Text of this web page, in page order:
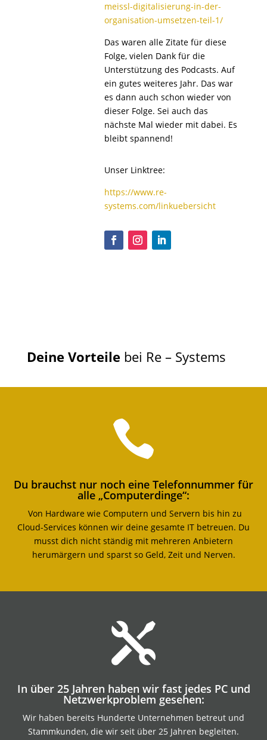
meissl-digitalisierung-in-der-
organisation-umsetzen-teil-1/
Das waren alle Zitate für diese
Folge, vielen Dank für die
Unterstützung des Podcasts. Auf
ein gutes weiteres Jahr. Das war
es dann auch schon wieder von
dieser Folge. Sei auch das
nächste Mal wieder mit dabei. Es
bleibt spannend!
Unser Linktree:
https://www.re-
systems.com/linkuebersicht
Deine Vorteile bei Re – Systems

Du brauchst nur noch eine Telefonnummer für
alle „Computerdinge“:
Von Hardware wie Computern und Servern bis hin zu
Cloud-Services können wir deine gesamte IT betreuen. Du
musst dich nicht ständig mit mehreren Anbietern
herumärgern und sparst so Geld, Zeit und Nerven.

In über 25 Jahren haben wir fast jedes PC und
Netzwerkproblem gesehen:
Wir haben bereits Hunderte Unternehmen betreut und
Stammkunden, die wir seit über 25 Jahren begleiten.